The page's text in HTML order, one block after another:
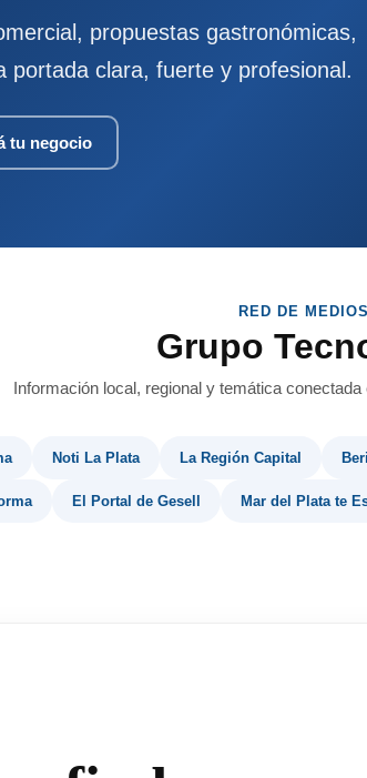
propuestas gastronómicas,
portada clara, fuerte y profesional.
tu negocio
RED DE MEDIOS
Grupo
Información local, regional y temática
Noti La Plata La Región Capital
El Portal de Gesell Mar del Plata te